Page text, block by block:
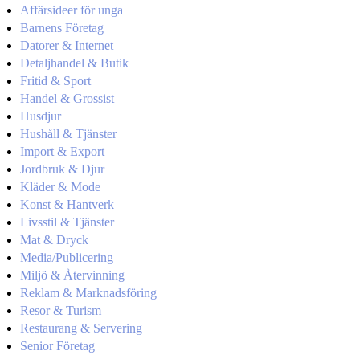
Affärsideer för unga
Barnens Företag
Datorer & Internet
Detaljhandel & Butik
Fritid & Sport
Handel & Grossist
Husdjur
Hushåll & Tjänster
Import & Export
Jordbruk & Djur
Kläder & Mode
Konst & Hantverk
Livsstil & Tjänster
Mat & Dryck
Media/Publicering
Miljö & Återvinning
Reklam & Marknadsföring
Resor & Turism
Restaurang & Servering
Senior Företag